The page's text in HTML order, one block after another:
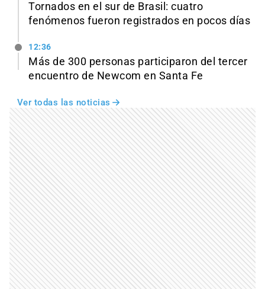
Tornados en el sur de Brasil: cuatro
fenómenos fueron registrados en pocos días
12:36
Más de 300 personas participaron del tercer
encuentro de Newcom en Santa Fe
Ver todas las noticias